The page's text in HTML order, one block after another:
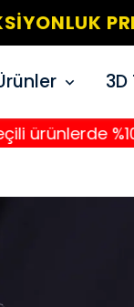
%10-30